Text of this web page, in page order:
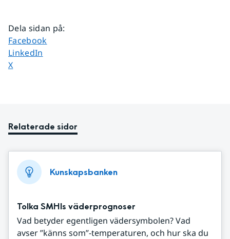
Dela sidan på:
Dela sidan på
Facebook
Dela sidan på
LinkedIn
Dela sidan på
X
Relaterade sidor
Kunskapsbanken
Tolka SMHIs väderprognoser
Vad betyder egentligen vädersymbolen? Vad
avser ”känns som”-temperaturen, och hur ska du